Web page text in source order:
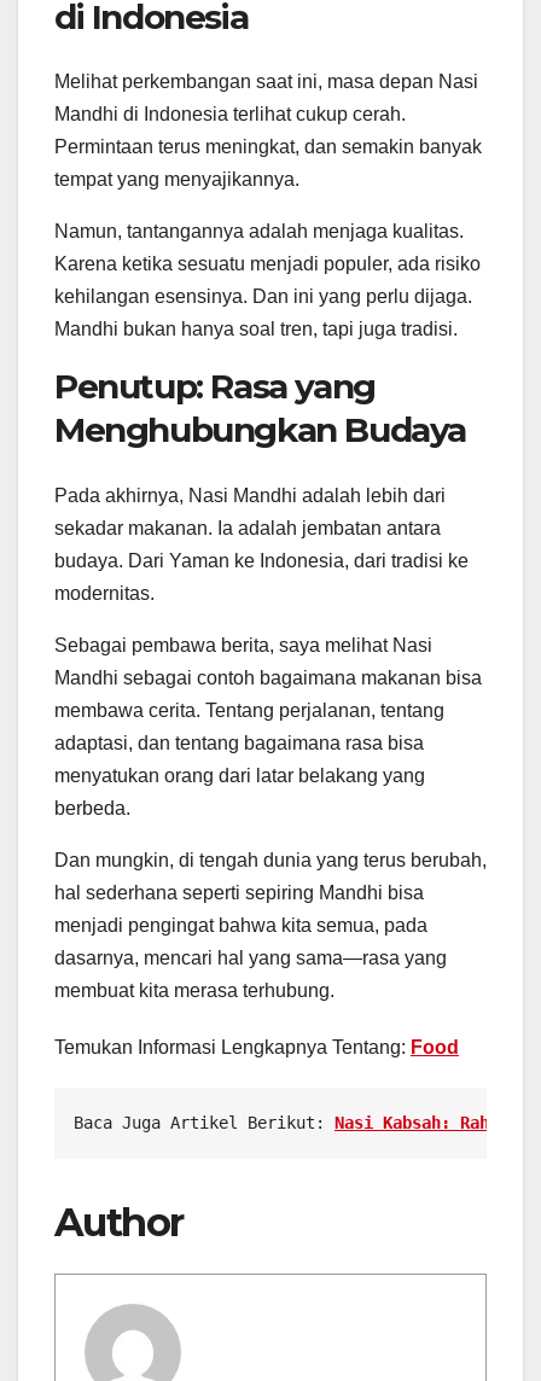
di Indonesia
Melihat perkembangan saat ini, masa depan Nasi
Mandhi di Indonesia terlihat cukup cerah.
Permintaan terus meningkat, dan semakin banyak
tempat yang menyajikannya.
Namun, tantangannya adalah menjaga kualitas.
Karena ketika sesuatu menjadi populer, ada risiko
kehilangan esensinya. Dan ini yang perlu dijaga.
Mandhi bukan hanya soal tren, tapi juga tradisi.
Penutup: Rasa yang
Menghubungkan Budaya
Pada akhirnya, Nasi Mandhi adalah lebih dari
sekadar makanan. Ia adalah jembatan antara
budaya. Dari Yaman ke Indonesia, dari tradisi ke
modernitas.
Sebagai pembawa berita, saya melihat Nasi
Mandhi sebagai contoh bagaimana makanan bisa
membawa cerita. Tentang perjalanan, tentang
adaptasi, dan tentang bagaimana rasa bisa
menyatukan orang dari latar belakang yang
berbeda.
Dan mungkin, di tengah dunia yang terus berubah,
hal sederhana seperti sepiring Mandhi bisa
menjadi pengingat bahwa kita semua, pada
dasarnya, mencari hal yang sama—rasa yang
membuat kita merasa terhubung.
Temukan Informasi Lengkapnya Tentang: Food
Baca Juga Artikel Berikut: Nasi Kabsah: Rahasia
Author